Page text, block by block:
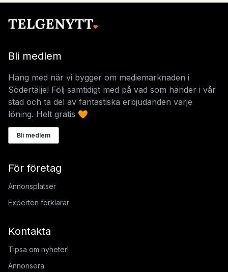
Bli medlem
Häng med när vi bygger om mediemarknaden i
Södertälje! Följ samtidigt med på vad som händer i vår
stad och ta del av fantastiska erbjudanden varje
löning. Helt gratis 🧡
Bli medlem
För företag
Annonsplatser
Experten förklarar
Kontakta
Tipsa om nyheter!
Annonsera